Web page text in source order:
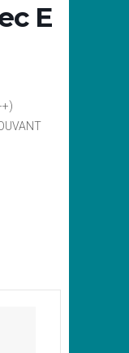
E